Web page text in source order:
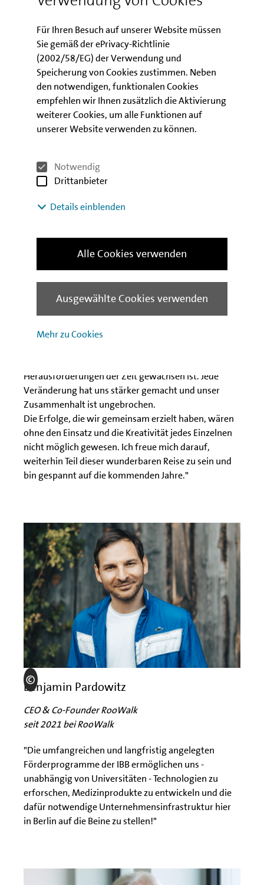
Für Ihren Besuch auf unserer Website müssen
Sie gemäß der ePrivacy-Richtlinie
(2002/58/EG) der Verwendung und
Speicherung von Cookies zustimmen. Neben
den notwendigen, funktionalen Cookies
empfehlen wir Ihnen zusätzlich die Aktivierung
weiterer Cookies, um alle Funktionen auf
unserer Website verwenden zu können.
Notwendig
Drittanbieter
Details einblenden
Mehr zu Cookies
Ausgewählte Cookies verwenden
Alle Cookies verwenden
Marion Oestereich
seit 1991 in der WBK, Investitionsbank Berlin
Teil der IBB-Familie zu sein. Damals waren
Heute lachen wir über langsam ladende Webseiten,
da wir High-Speed-Internet als selbstverständlich
betrachten.
Herausforderungen der Zeit gewachsen ist. Jede
Veränderung hat uns stärker gemacht und unser
Zusammenhalt ist ungebrochen.
Die Erfolge, die wir gemeinsam erzielt haben, wären
ohne den Einsatz und die Kreativität jedes Einzelnen
nicht möglich gewesen. Ich freue mich darauf,
weiterhin Teil dieser wunderbaren Reise zu sein und
bin gespannt auf die kommenden Jahre."
Benjamin Pardowitz
CEO & Co-Founder RooWalk
seit 2021 bei RooWalk
"Die umfangreichen und langfristig angelegten
Förderprogramme der IBB ermöglichen uns -
unabhängig von Universitäten - Technologien zu
erforschen, Medizinprodukte zu entwickeln und die
dafür notwendige Unternehmensinfrastruktur hier
in Berlin auf die Beine zu stellen!"